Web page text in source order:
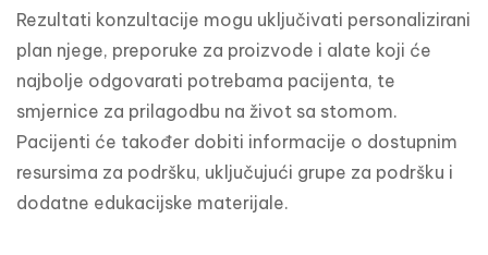
Rezultati konzultacije mogu uključivati personalizirani
plan njege, preporuke za proizvode i alate koji će
najbolje odgovarati potrebama pacijenta, te
smjernice za prilagodbu na život sa stomom.
Pacijenti će također dobiti informacije o dostupnim
resursima za podršku, uključujući grupe za podršku i
dodatne edukacijske materijale.